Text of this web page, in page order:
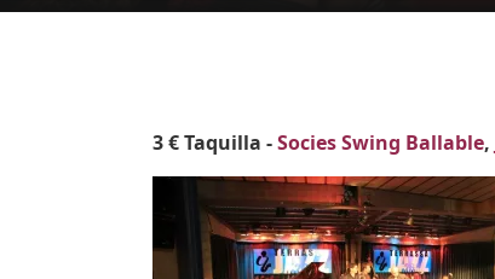
Body
3 € Taquilla -Socies Swing Ballable,